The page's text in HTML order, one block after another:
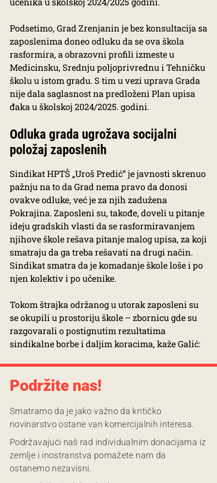
Podsetimo, Grad Zrenjanin je bez konsultacija sa
zaposlenima doneo odluku da se ova škola
rasformira, a obrazovni profili izmeste u
Medicinsku, Srednju poljoprivrednu i Tehničku
školu u istom gradu. S tim u vezi uprava Grada
nije dala saglasnost na predloženi Plan upisa
đaka u školskoj 2024/2025. godini.
Odluka grada ugrožava socijalni
položaj zaposlenih
Sindikat HPTŠ „Uroš Predić“ je javnosti skrenuo
pažnju na to da Grad nema pravo da donosi
ovakve odluke, već je za njih zadužena
Pokrajina. Zaposleni su, takođe, doveli u pitanje
ideju gradskih vlasti da se rasformiravanjem
njihove škole rešava pitanje malog upisa, za koji
smatraju da ga treba rešavati na drugi način.
Sindikat smatra da je komadanje škole loše i po
njen kolektiv i po učenike.
Tokom štrajka održanog u utorak zaposleni su
se okupili u prostoriju škole – zbornicu gde su
razgovarali o postignutim rezultatima
sindikalne borbe i daljim koracima, kaže Galić:
Podržite nas!
Smatramo da je jako važno da kritičko
novinarstvo ostane van komercijalnih interesa.
Podržavajući naš rad individualnim donacijama iz
zemlje i inostranstva pomažete nam da
ostanemo nezavisni.